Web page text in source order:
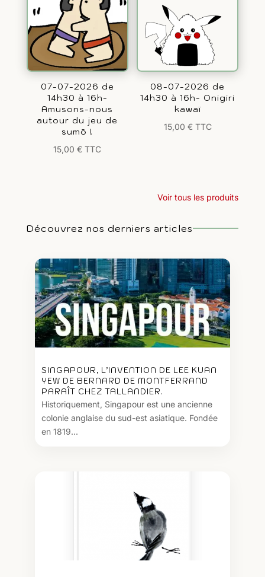
07-07-2026 de
14h30 à 16h-
Amusons-nous
autour du jeu de
sumō !
15,00€ TTC
08-07-2026 de
14h30 à 16h- Onigiri
kawaï
15,00 € TTC
Voir tous les produits
Découvrez nos derniers articles
SINGAPOUR, L’INVENTION DE LEE KUAN
YEW DE BERNARD DE MONTFERRAND
PARAÎT CHEZ TALLANDIER.
Historiquement, Singapour est une ancienne
colonie anglaise du sud-est asiatique. Fondée
en 1819...